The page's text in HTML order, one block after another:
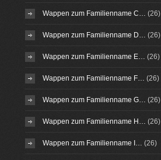
Wappen zum Familienname C… (26)
Wappen zum Familienname D… (26)
Wappen zum Familienname E… (26)
Wappen zum Familienname F… (26)
Wappen zum Familienname G… (26)
Wappen zum Familienname H… (26)
Wappen zum Familienname I… (26)